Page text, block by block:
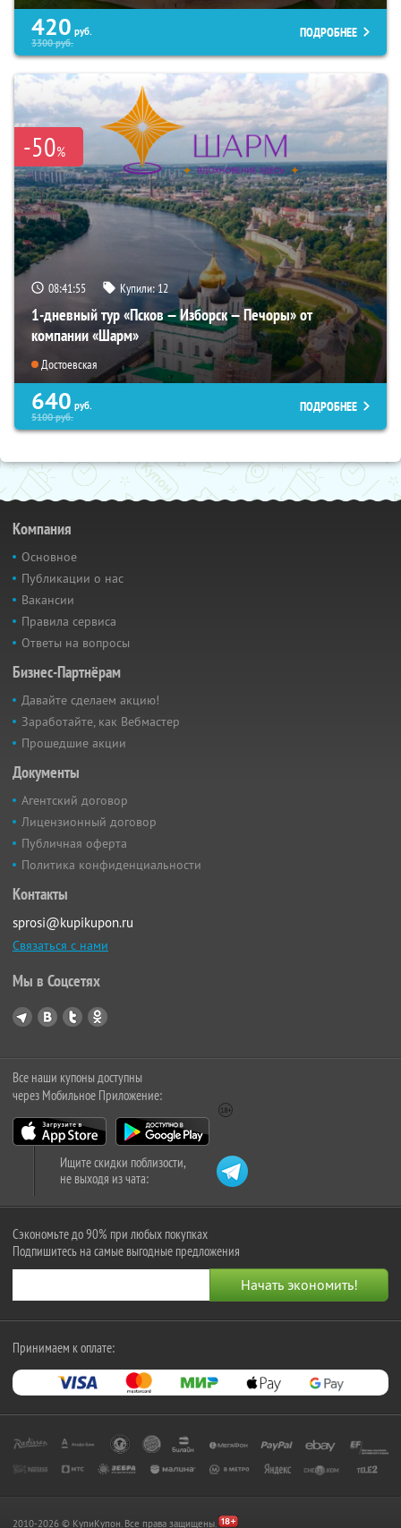
420 руб.
3300руб.
ПОДРОБНЕЕ
-50%
08:41:54 Купили:12
1-дневный тур «Псков — Изборск — Печоры» от
компании «Шарм»
Достоевская
640 руб.
5100руб.
ПОДРОБНЕЕ
Компания
Основное
Публикации о нас
Вакансии
Правила сервиса
Ответы на вопросы
Бизнес-Партнёрам
Давайте сделаем акцию!
Заработайте, как Вебмастер
Прошедшие акции
Документы
Агентский договор
Лицензионный договор
Публичная оферта
Политика конфиденциальности
Контакты
sprosi@kupikupon.ru
Связаться с нами
Мы в Соцсетях
Все наши купоны доступны
через Мобильное Приложение:
Ищите скидки поблизости,
не выходя из чата:
Сэкономьте до 90% при любых покупках
Подпишитесь на самые выгодные предложения
Принимаем к оплате:
2010-2026 © КупиКупон. Все права защищены.